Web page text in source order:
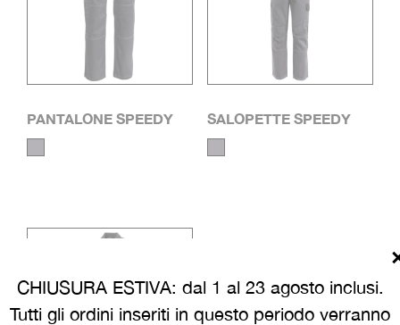
CHIUSURA ESTIVA: dal 1 al 23 agosto inclusi.
Tutti gli ordini inseriti in questo periodo verranno
PANTALONE SPEEDY SALOPETTE SPEEDY